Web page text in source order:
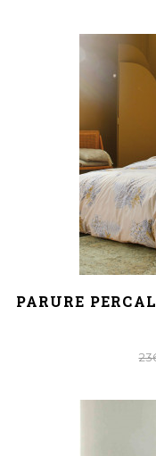
PARURE